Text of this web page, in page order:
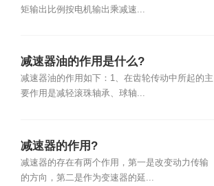
矩输出比例按电机输出乘减速...
减速器油的作用是什么?
减速器油的作用如下：1、在齿轮传动中所起的主
要作用是减轻滚珠轴承、球轴...
减速器的作用?
减速器的存在有两个作用，第一是改变动力传输
的方向，第二是作为变速器的延...